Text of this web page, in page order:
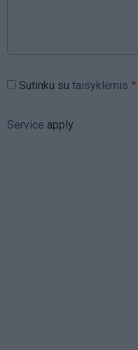
Sutinku su taisyklėmis
Service apply.